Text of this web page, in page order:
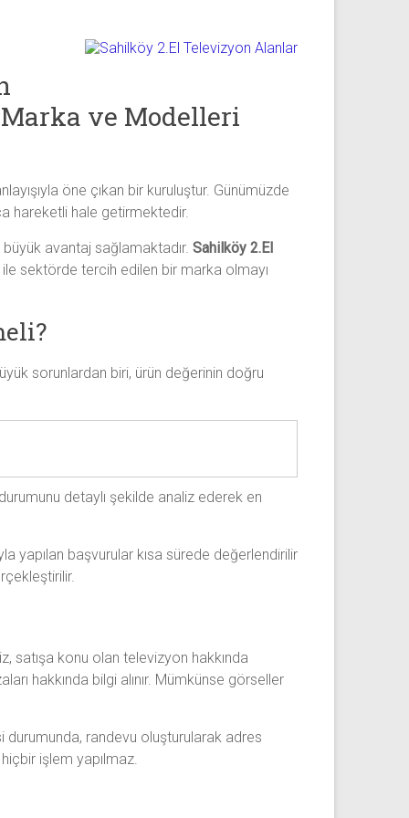
ve Modelleri
öne çıkan bir kuruluştur. Günümüzde
hareketli hale getirmektedir.
avantaj sağlamaktadır. Sahilköy 2.El
sektörde tercih edilen bir marka olmayı
sorunlardan biri, ürün değerinin doğru
detaylı şekilde analiz ederek en
yapılan başvurular kısa sürede değerlendirilir
satışa konu olan televizyon hakkında
hakkında bilgi alınır. Mümkünse görseller
durumunda, randevu oluşturularak adres
işlem yapılmaz.